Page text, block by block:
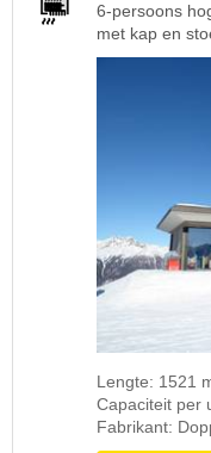
6-persoons
met kap en
Lengte: 1521
Capaciteit per
Fabrikant: